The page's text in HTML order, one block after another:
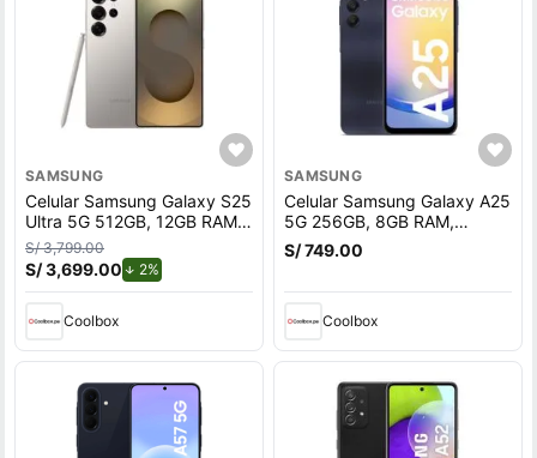
SAMSUNG
Celular Samsung Galaxy S25
Ultra 5G 512GB, 12GB RAM,
cámara trasera 200MP y
frontal 12MP, pantalla 6.9"",
titanium gray
S/ 3,799.00
S/ 3,699.00 2%
Coolbox
SAMSUNG
Celular Samsung Galaxy A25
5G 256GB, 8GB RAM,
cámara trasera 50MP y
frontal 13MP, 6.5"", negro
S/ 749.00
Coolbox